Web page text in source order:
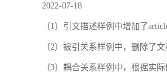
2022-07-18
（1）引文描述样例中增加了
（2）被引关系样例中，删除了
（3）耦合关系样例中，根据实